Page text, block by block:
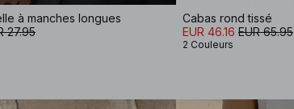
à manches longues
27.95
Cabas rond tissé
EUR 46.16 EUR 65.95
2 Couleurs